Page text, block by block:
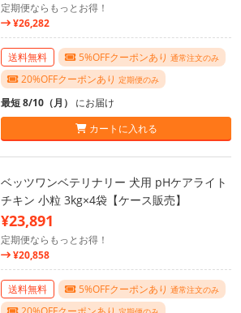
定期便ならもっとお得！
¥26,282
送料無料 5%OFFクーポンあり 通常注文のみ
20%OFFクーポンあり 定期便のみ
最短 8/10（月） にお届け
カートに入れる
ベッツワンベテリナリー 犬用 pHケアライト
チキン 小粒 3kg×4袋【ケース販売】
¥23,891
定期便ならもっとお得！
¥20,858
送料無料 5%OFFクーポンあり 通常注文のみ